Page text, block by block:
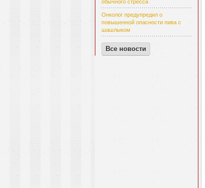
обычного стресса
Онколог предупредил о
повышенной опасности пива с
шашлыком
Все новости